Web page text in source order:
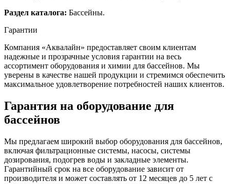
Раздел каталога: Бассейны.
Гарантии
Компания «Аквалайн» предоставляет своим клиентам
надежные и прозрачные условия гарантии на весь
ассортимент оборудования и химии для бассейнов. Мы
уверены в качестве нашей продукции и стремимся обеспечить
максимальное удовлетворение потребностей наших клиентов.
Гарантия на оборудование для
бассейнов
Мы предлагаем широкий выбор оборудования для бассейнов,
включая фильтрационные системы, насосы, системы
дозирования, подогрев воды и закладные элементы.
Гарантийный срок на все оборудование зависит от
производителя и может составлять от 12 месяцев до 5 лет с